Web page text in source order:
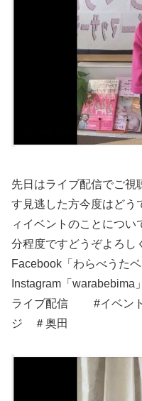
先日はライブ配信でご視
す見逃した方今度はどう
ィイベントのことについ
分程度ですどうぞよろし
Facebook「わらべうた
Instagram「warabebima
ライブ配信 #イベント
ジ ＃奥田